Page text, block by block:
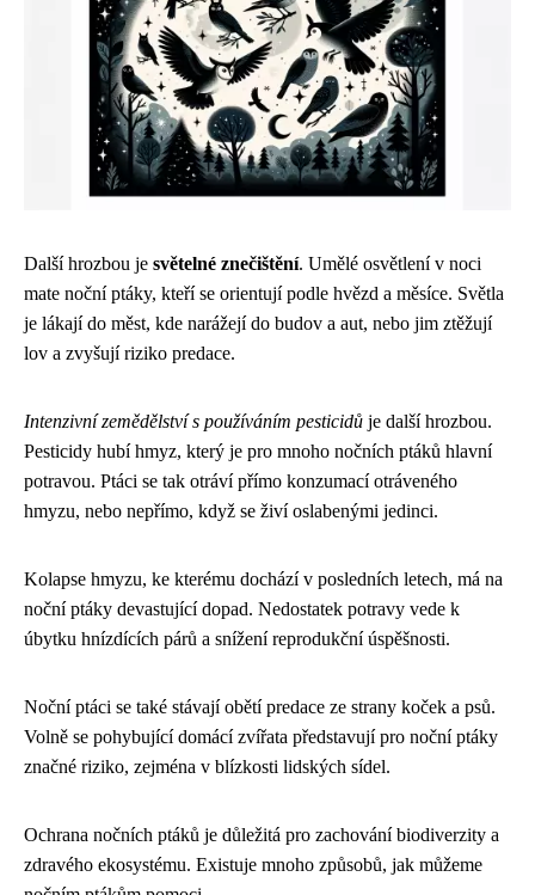
Další hrozbou je světelné znečištění. Umělé osvětlení v noci
mate noční ptáky, kteří se orientují podle hvězd a měsíce. Světla
je lákají do měst, kde narážejí do budov a aut, nebo jim ztěžují
lov a zvyšují riziko predace.
Intenzivní zemědělství s používáním pesticidů je další hrozbou.
Pesticidy hubí hmyz, který je pro mnoho nočních ptáků hlavní
potravou. Ptáci se tak otráví přímo konzumací otráveného
hmyzu, nebo nepřímo, když se živí oslabenými jedinci.
Kolapse hmyzu, ke kterému dochází v posledních letech, má na
noční ptáky devastující dopad. Nedostatek potravy vede k
úbytku hnízdících párů a snížení reprodukční úspěšnosti.
Noční ptáci se také stávají obětí predace ze strany koček a psů.
Volně se pohybující domácí zvířata představují pro noční ptáky
značné riziko, zejména v blízkosti lidských sídel.
Ochrana nočních ptáků je důležitá pro zachování biodiverzity a
zdravého ekosystému. Existuje mnoho způsobů, jak můžeme